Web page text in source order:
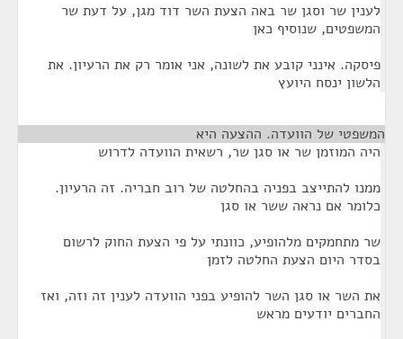
לענין שר וסגן שר באה הצעת השר דוד מגן, על דעת שר
המשפטים, שנוסיף כאן
פיסקה. אינני קובע את לשונה, אני אומר רק את הרעיון. את
הלשון ינסח היועץ
המשפטי של הוועדה. ההצעה היא
היה המוזמן שר או סגן שר, רשאית הוועדה לדרוש
ממנו להתייצב בפניה בהחלטה של רוב חבריה. זה הרעיון.
כלומר אם נראה ששר או סגן
שר מתחמקים מלהופיע, כוונתי על פי הצעת החוק לרשום
בסדר היום הצעת החלטה לזמן
את השר או סגן השר להופיע בפני הוועדה לענין זה וזה, ואז
החברים יודעים מראש